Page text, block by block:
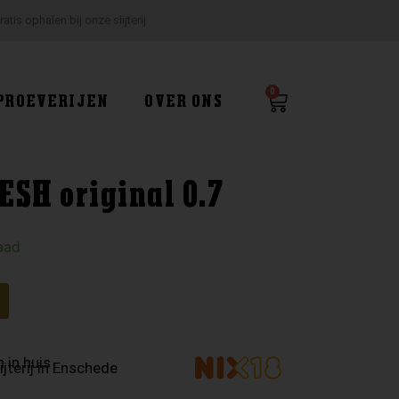
OVER ONS
0
Winkelwagen
original 0.7
in huisin Enschede